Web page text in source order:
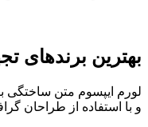
بهترین برندهای
لورم ایپسوم متن ساختگی
و با استفاده از طراحان